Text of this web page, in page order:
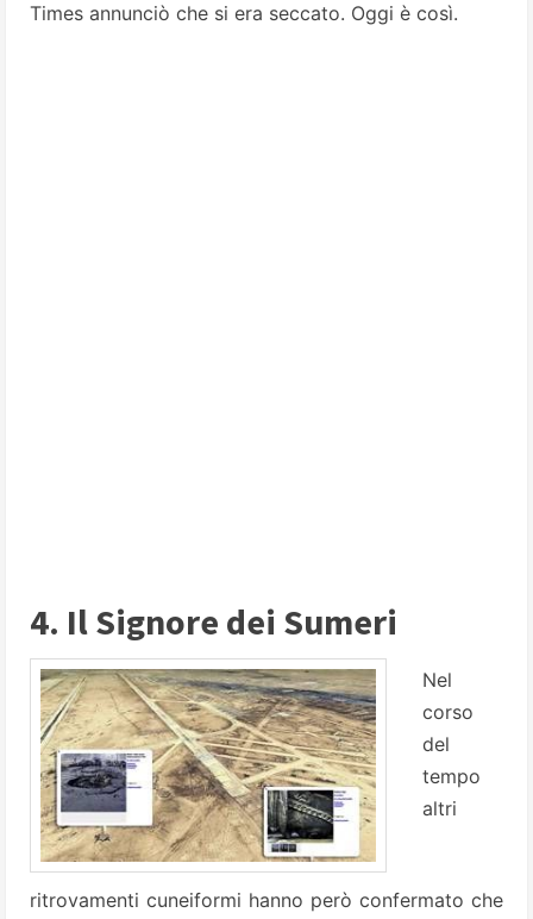
Times annunciò che si era seccato. Oggi è così.
4. Il Signore dei Sumeri
Nel
corso
del
tempo
altri
ritrovamenti cuneiformi hanno però confermato che